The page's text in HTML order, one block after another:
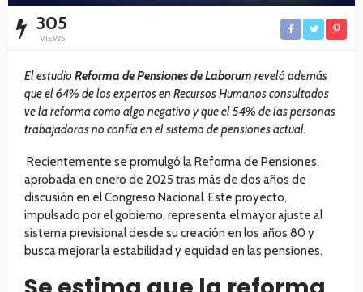
305
VIEWS
El estudio Reforma de Pensiones de Laborum reveló además
que el 64% de los expertos en Recursos Humanos consultados
ve la reforma como algo negativo y que el 54% de las personas
trabajadoras no confía en el sistema de pensiones actual.
Recientemente se promulgó la Reforma de Pensiones,
aprobada en enero de 2025 tras más de dos años de
discusión en el Congreso Nacional. Este proyecto,
impulsado por el gobierno, representa el mayor ajuste al
sistema previsional desde su creación en los años 80 y
busca mejorar la estabilidad y equidad en las pensiones.